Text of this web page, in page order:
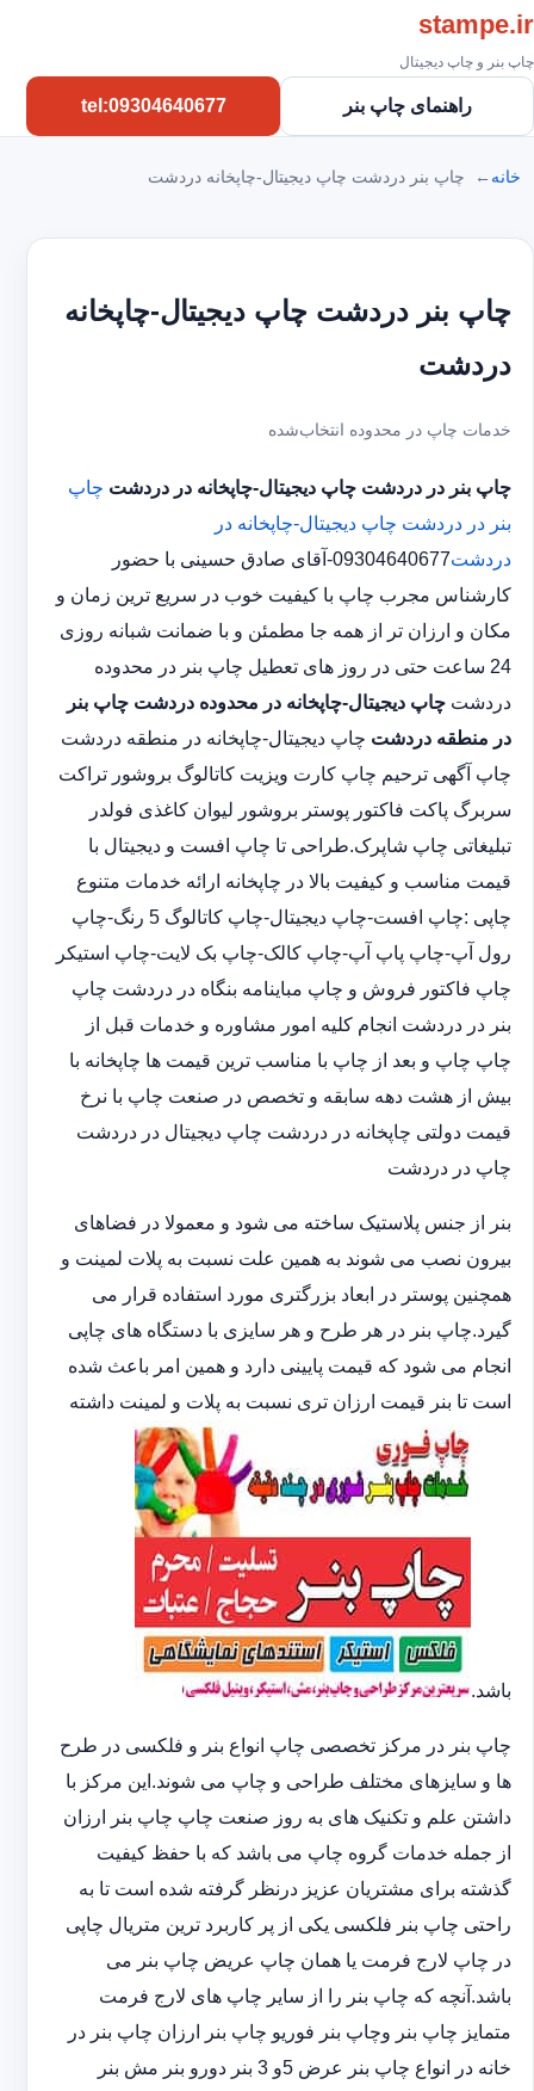
stampe.ir
چاپ بنر و چاپ دیجیتال
راهنمای چاپ بنر tel:09304640677
خانه چاپ بنر دردشت چاپ دیجیتال-چاپخانه دردشت
چاپ بنر دردشت چاپ دیجیتال-چاپخانه
دردشت
خدمات چاپ در محدوده انتخاب‌شده
چاپ بنر در دردشت چاپ دیجیتال-چاپخانه در دردشت چاپ
بنر در دردشت چاپ دیجیتال-چاپخانه در
دردشت
09304640677-آقای صادق حسینی با حضور
کارشناس مجرب چاپ با کیفیت خوب در سریع ترین زمان و
مکان و ارزان تر از همه جا مطمئن و با ضمانت شبانه روزی
24 ساعت حتی در روز های تعطیل چاپ بنر در محدوده
دردشت چاپ دیجیتال-چاپخانه در محدوده دردشت چاپ بنر
در منطقه دردشت چاپ دیجیتال-چاپخانه در منطقه دردشت
چاپ آگهی ترحیم چاپ کارت ویزیت کاتالوگ بروشور تراکت
سربرگ پاکت فاکتور پوستر بروشور لیوان کاغذی فولدر
تبلیغاتی چاپ شاپرک.طراحی تا چاپ افست و دیجیتال با
قیمت مناسب و کیفیت بالا در چاپخانه ارائه خدمات متنوع
چاپی :چاپ افست-چاپ دیجیتال-چاپ کاتالوگ 5 رنگ-چاپ
رول آپ-چاپ پاپ آپ-چاپ کالک-چاپ بک لایت-چاپ استیکر
چاپ فاکتور فروش و چاپ مباینامه بنگاه در دردشت چاپ
بنر در دردشت انجام کلیه امور مشاوره و خدمات قبل از
چاپ چاپ و بعد از چاپ با مناسب ترین قیمت ها چاپخانه با
بیش از هشت دهه سابقه و تخصص در صنعت چاپ با نرخ
قیمت دولتی چاپخانه در دردشت چاپ دیجیتال در دردشت
چاپ در دردشت
بنر از جنس پلاستیک ساخته می شود و معمولا در فضاهای
بیرون نصب می شوند به همین علت نسبت به پلات لمینت و
همچنین پوستر در ابعاد بزرگتری مورد استفاده قرار می
گیرد.چاپ بنر در هر طرح و هر سایزی با دستگاه های چاپی
انجام می شود که قیمت پایینی دارد و همین امر باعث شده
است تا بنر قیمت ارزان تری نسبت به پلات و لمینت داشته
باشد.
چاپ بنر در مرکز تخصصی چاپ انواع بنر و فلکسی در طرح
ها و سایزهای مختلف طراحی و چاپ می شوند.این مرکز با
داشتن علم و تکنیک های به روز صنعت چاپ چاپ بنر ارزان
از جمله خدمات گروه چاپ می باشد که با حفظ کیفیت
گذشته برای مشتریان عزیز درنظر گرفته شده است تا به
راحتی چاپ بنر فلکسی یکی از پر کاربرد ترین متریال چاپی
در چاپ لارج فرمت یا همان چاپ عریض چاپ بنر می
باشد.آنچه که چاپ بنر را از سایر چاپ های لارج فرمت
متمایز چاپ بنر وچاپ بنر فوریو چاپ بنر ارزان چاپ بنر در
خانه در انواع چاپ بنر عرض 5و 3 بنر دورو بنر مش بنر